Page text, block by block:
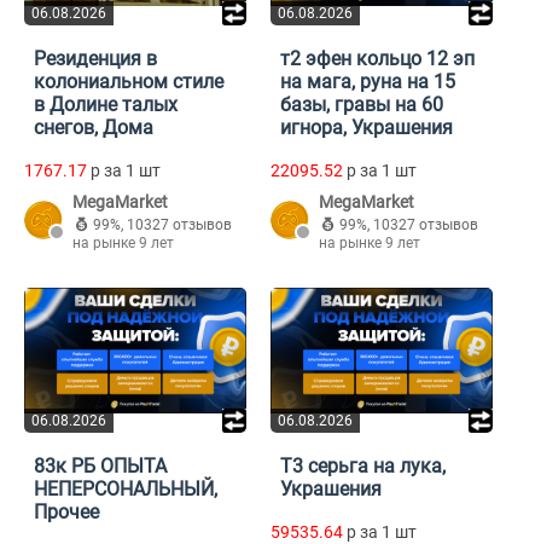
06.08.2026
Резиденция в
колониальном стиле
в Долине талых
снегов, Дома
1767.17 p за 1 шт
MegaMarket
99%, 10327 отзывов
на рынке 9 лет
06.08.2026
т2 эфен кольцо 12 эп
на мага, руна на 15
базы, гравы на 60
игнора, Украшения
22095.52 p за 1 шт
MegaMarket
99%, 10327 отзывов
на рынке 9 лет
06.08.2026
83к РБ ОПЫТА
НЕПЕРСОНАЛЬНЫЙ,
Прочее
06.08.2026
Т3 серьга на лука,
Украшения
59535.64 p за 1 шт